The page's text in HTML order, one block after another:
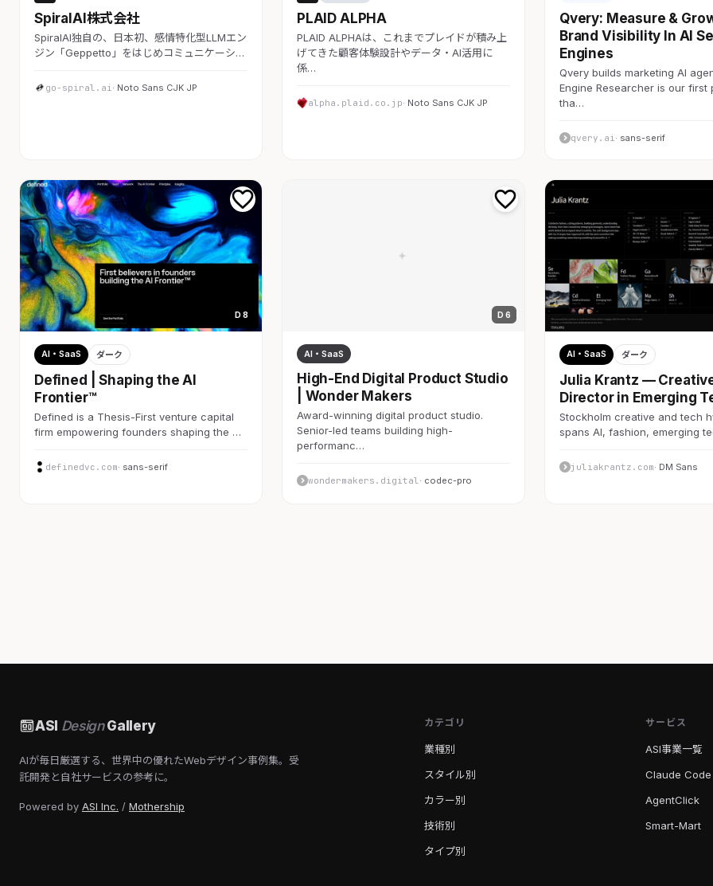
SpiralAI株式会社
SpiralAI独自の、日本初、感情特化型LLMエン
ジン「Geppetto」をはじめコミュニケーシ…
go-spiral.ai · Noto Sans CJK JP
PLAID ALPHA
PLAID ALPHAは、これまでプレイドが積み上
げてきた顧客体験設計やデータ・AI活用に
係…
alpha.plaid.co.jp· Noto Sans CJK JP
Qvery: Measure &
Brand Visibility In AI
Engines
Qvery builds marketing AI
Engine Researcher is our first
tha…
qvery.ai · sans-serif
D 8
AI・SaaS ダーク
Defined | Shaping the AI
Frontier™
Defined is a Thesis-First venture capital
firm empowering founders shaping the …
definedvc.com· sans-serif
D 6
AI・SaaS
High-End Digital Product Studio
| Wonder Makers
Award-winning digital product studio.
Senior-led teams building high-
performanc…
wondermakers.digital · codec-pro
AI・SaaS ダーク
Julia Krantz —
Director in Emerging
Stockholm creative and tech
spans AI, fashion, emerging
juliakrantz.com· DM Sans
ASI DesignGallery
AIが毎日厳選する、世界中の優れたWebデザイン事例集。受
託開発と自社サービスの参考に。
Powered by ASI Inc. / Mothership
カテゴリ
業種別
スタイル別
カラー別
技術別
タイプ別
サービス
ASI事業一覧
Claude Code
AgentClick
Smart-Mart